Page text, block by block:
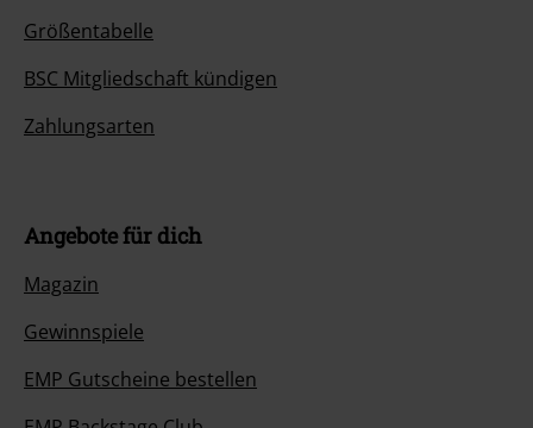
Größentabelle
BSC Mitgliedschaft kündigen
Zahlungsarten
Angebote für dich
Magazin
Gewinnspiele
EMP Gutscheine bestellen